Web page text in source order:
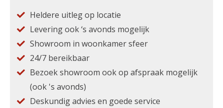
Heldere uitleg op locatie
Levering ook ‘s avonds mogelijk
Showroom in woonkamer sfeer
24/7 bereikbaar
Bezoek showroom ook op afspraak mogelijk
(ook 's avonds)
Deskundig advies en goede service